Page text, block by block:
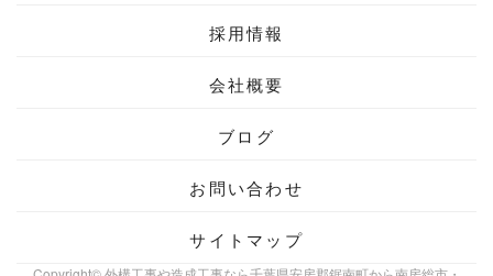
採用情報
会社概要
ブログ
お問い合わせ
サイトマップ